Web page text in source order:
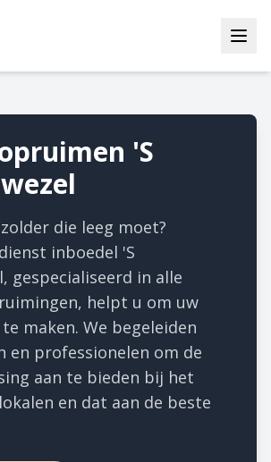
'S
die leeg moet?
inboedel 'S
gespecialiseerd in alle
helpt u om uw
maken. We begeleiden
en professionelen om de
aan te bieden bij het
en dat aan de beste